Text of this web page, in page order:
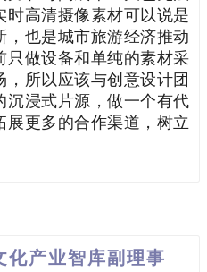
高清摄像素材可以说是
，也是城市旅游经济推动
只做设备和单纯的素材采
所以应该与创意设计团
沉浸式片源，做一个有代
更多的合作渠道，树立
化产业智库副理事